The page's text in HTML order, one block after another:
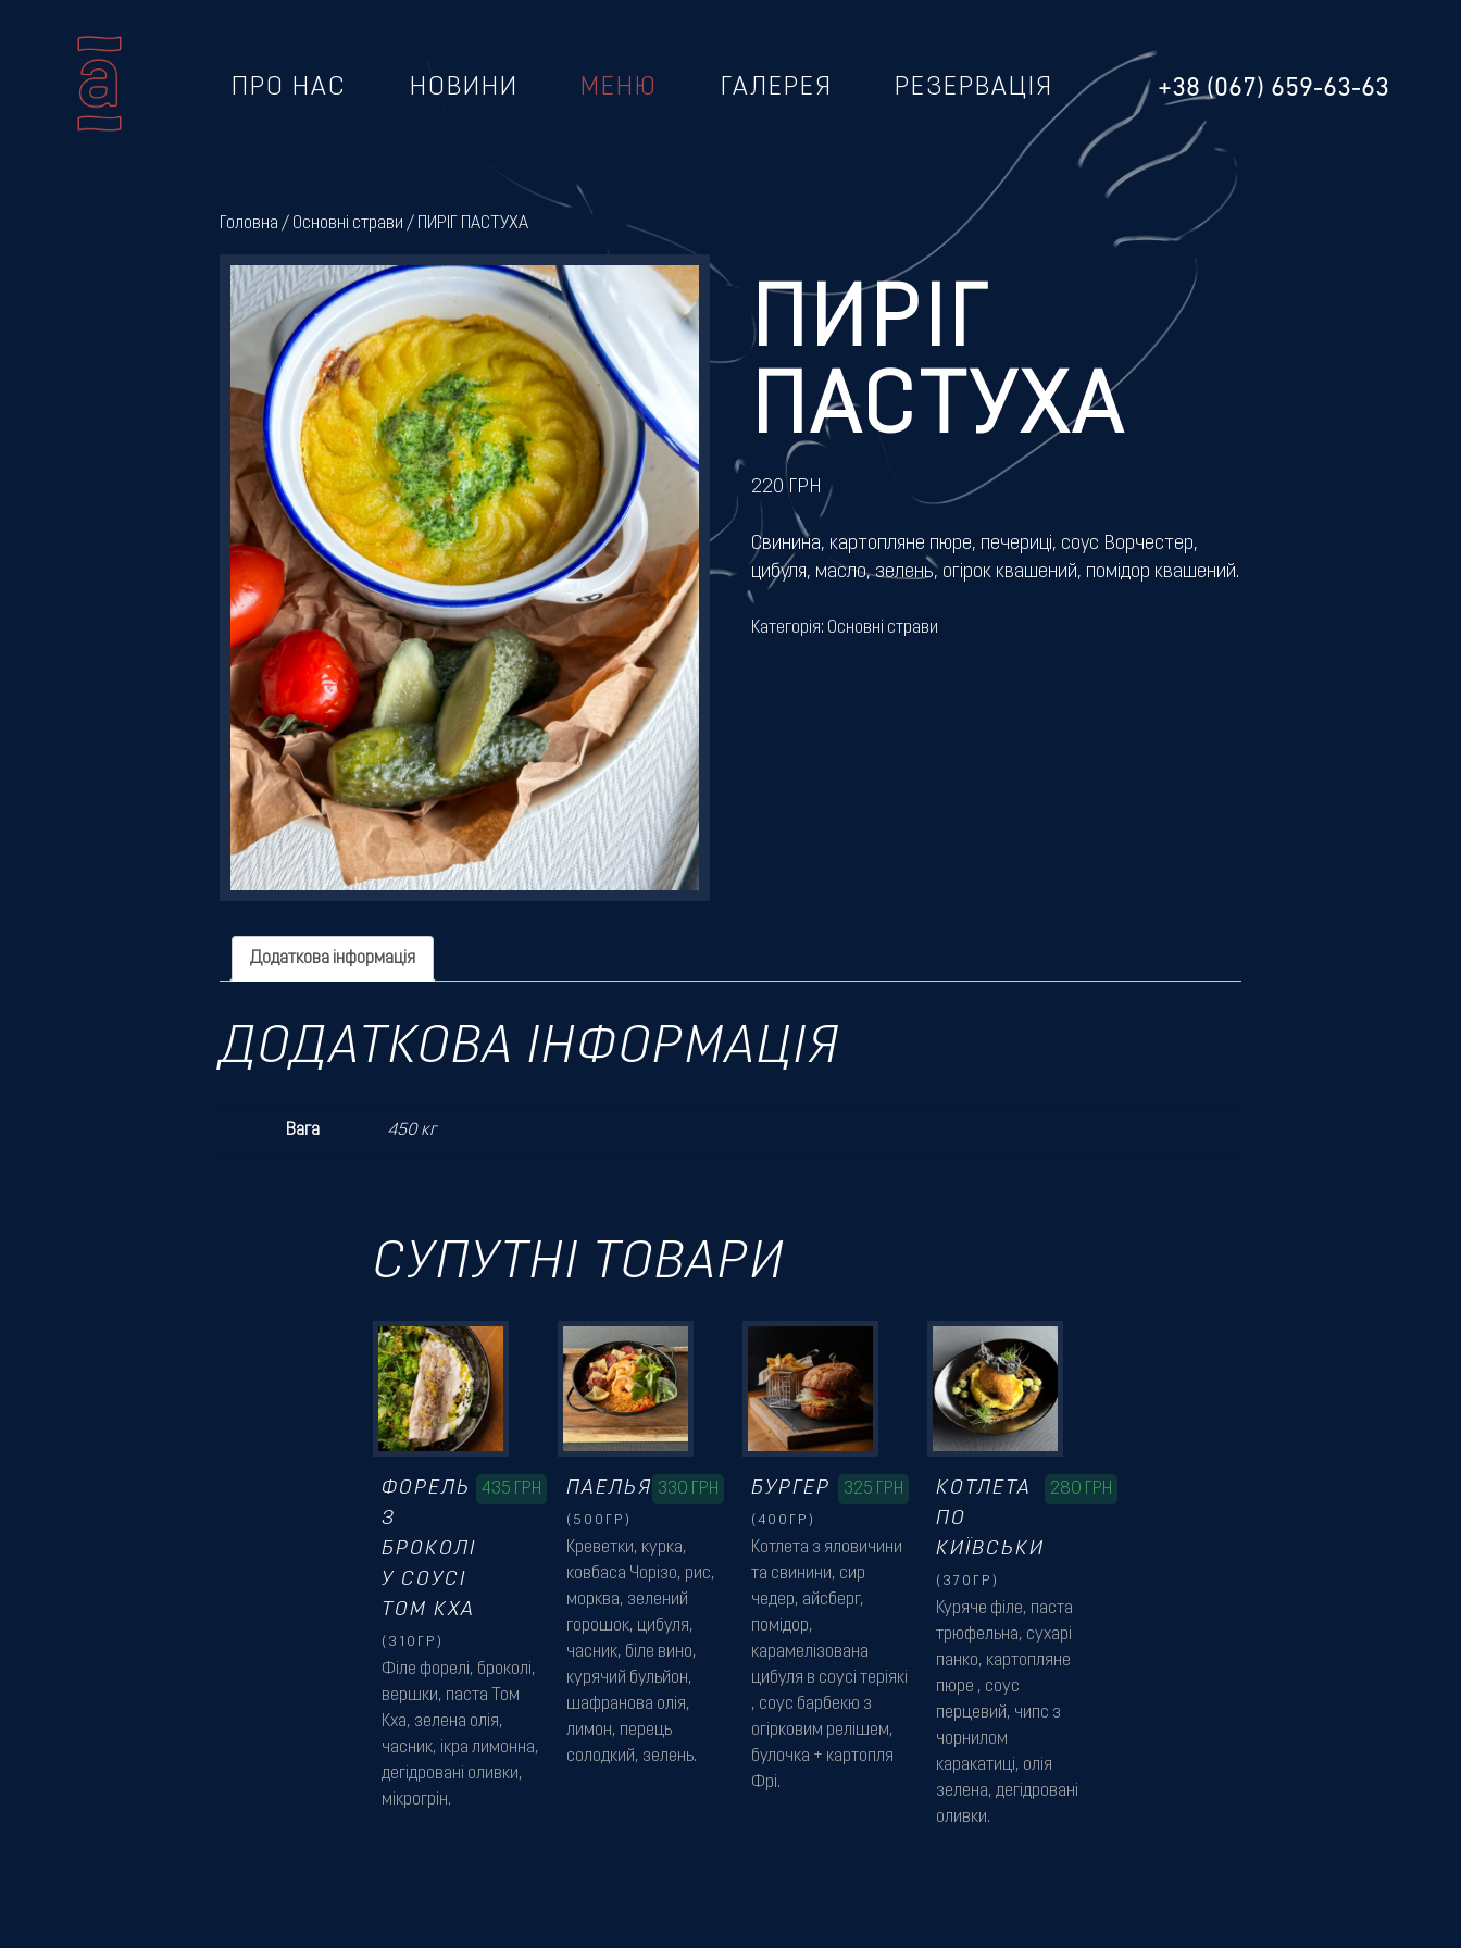
Резервація
ПРО НАС НОВИНИ МЕНЮ ГАЛЕРЕЯ РЕЗЕРВАЦІЯ +38 (067) 659-63-63
Головна / Основні страви / ПИРІГ ПАСТУХА
ПИРІГ
ПАСТУХА
220ГРН
Свинина, картопляне пюре, печериці, соус Ворчестер,
цибуля, масло, зелень, огірок квашений, помідор квашений.
Категорія: Основні страви
Додаткова інформація
ДОДАТКОВА ІНФОРМАЦІЯ
Вага 450 кг
СУПУТНІ ТОВАРИ
Філе форелі, броколі,
вершки, паста Том
Кха, зелена олія,
часник, ікра лимонна,
дегідровані оливки,
мікрогрін.
ФОРЕЛЬ
З
БРОКОЛІ
У СОУСІ
ТОМ КХА
(310ГР)
435 ГРН
Креветки, курка,
ковбаса Чорізо, рис,
морква, зелений
горошок, цибуля,
часник, біле вино,
курячий бульйон,
шафранова олія,
лимон, перець
солодкий, зелень.
ПАЕЛЬЯ
(500ГР)
330 ГРН
Котлета з яловичини
та свинини, сир
чедер, айсберг,
помідор,
карамелізована
цибуля в соусі теріякі
, соус барбекю з
огірковим релішем,
булочка + картопля
Фрі.
БУРГЕР
(400ГР)
325 ГРН
Куряче філе, паста
трюфельна, сухарі
панко, картопляне
пюре , соус
перцевий, чипс з
чорнилом
каракатиці, олія
зелена, дегідровані
оливки.
КОТЛЕТА
ПО
КИЇВСЬКИ
(370ГР)
280 ГРН